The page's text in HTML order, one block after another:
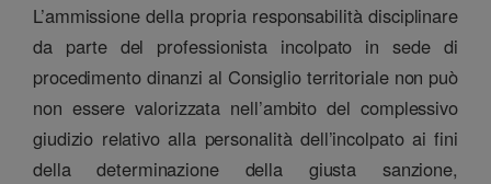
L’ammissione della propria responsabilità disciplinare
da parte del professionista incolpato in sede di
procedimento dinanzi al Consiglio territoriale non può
non essere valorizzata nell’ambito del complessivo
giudizio relativo alla personalità dell’incolpato ai fini
della determinazione della giusta sanzione,